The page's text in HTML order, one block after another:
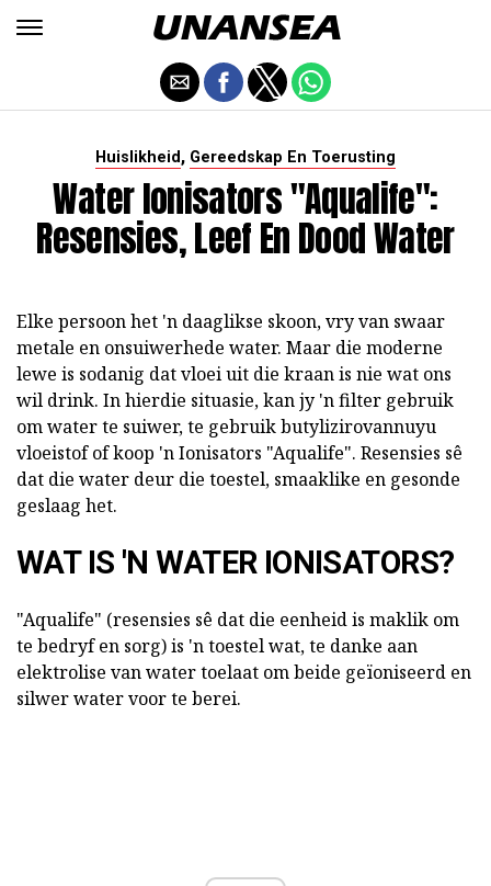
Huislikheid, Gereedskap En Toerusting
Water Ionisators "Aqualife":
Resensies, Leef En Dood Water
Elke persoon het 'n daaglikse skoon, vry van swaar
metale en onsuiwerhede water. Maar die moderne
lewe is sodanig dat vloei uit die kraan is nie wat ons
wil drink. In hierdie situasie, kan jy 'n filter gebruik
om water te suiwer, te gebruik butylizirovannuyu
vloeistof of koop 'n Ionisators "Aqualife". Resensies sê
dat die water deur die toestel, smaaklike en gesonde
geslaag het.
WAT IS 'N WATER IONISATORS?
"Aqualife" (resensies sê dat die eenheid is maklik om
te bedryf en sorg) is 'n toestel wat, te danke aan
elektrolise van water toelaat om beide geïoniseerd en
silwer water voor te berei.